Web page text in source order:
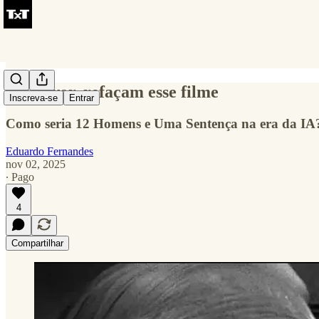
Inscreva-se Entrar
Por favor, refaçam esse filme
Como seria 12 Homens e Uma Sentença na era da
Eduardo Fernandes
nov 02, 2025
∙ Pago
4
Compartilhar